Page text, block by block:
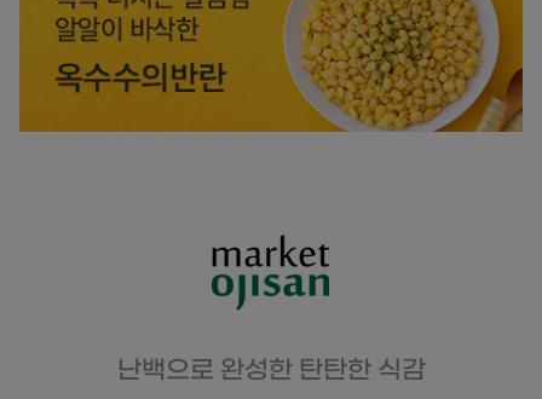
난백으로 완성한 탄탄한 식감